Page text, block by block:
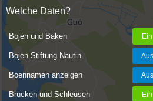
Welche Daten?
Bojen und Baken
Bojen Stiftung Nautin
Boennamen anzeigen
Brücken und Schleusen